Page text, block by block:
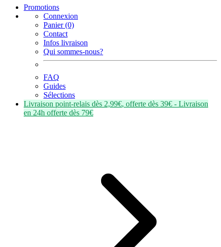
Promotions
Connexion
Panier (0)
Contact
Infos livraison
Qui sommes-nous?
FAQ
Guides
Sélections
Livraison point-relais dès 2,99€, offerte dès 39€ - Livraison
en 24h offerte dès 79€